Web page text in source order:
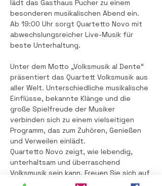
lädt das Gasthaus Pucher zu einem
besonderen musikalischen Abend ein.
Ab 19:00 Uhr sorgt Quartetto Novo mit
abwechslungsreicher Live-Musik für
beste Unterhaltung.
Unter dem Motto „Volksmusik al Dente“
präsentiert das Quartett Volksmusik aus
aller Welt. Unterschiedliche musikalische
Einflüsse, bekannte Klänge und die
große Spielfreude der Musiker
verbinden sich zu einem vielseitigen
Programm, das zum Zuhören, Genießen
und Verweilen einlädt.
Quartetto Novo zeigt, wie lebendig,
unterhaltsam und überraschend
Volksmusik sein kann. Freuen Sie sich auf
einen stimmungsvollen Abend, gute